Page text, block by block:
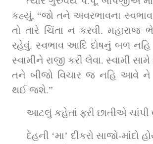
કહ્યું, “જો તને અવરભાવના સ્વભાવ
તો તારે ચિંતા ન કરવી. મહારાજ
રહેવું. સ્વભાવ આદિ દોષનું બળ
સ્વામીને રાજી કરી લેવા. સ્વામી સામે
તને બીજો વિચાર જ નહિ આવે ને
થઈ જશે.”
આટલું કહેતાં ફરી છાતીએ ચાંપી
દેહની ‘મા’ દીકરો સાજો-માંદો